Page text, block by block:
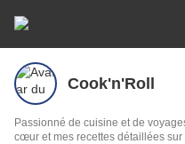
Cook'n'Roll
Passionné de cuisine et de
cœur et mes recettes détaillées